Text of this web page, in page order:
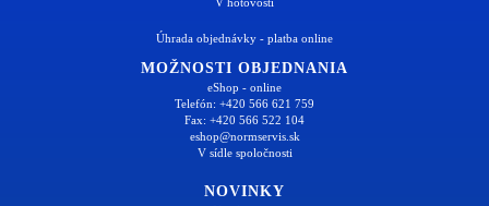
Úhrada objednávky - platba online
MOŽNOSTI OBJEDNANIA
eShop - online
Telefón: +420 566 621 759
Fax: +420 566 522 104
eshop@normservis.sk
V sídle spoločnosti
NOVINKY